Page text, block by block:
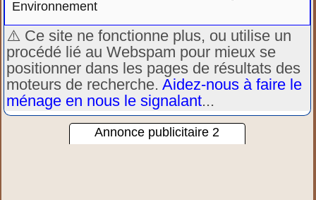
Environnement
⚠️ Ce site ne fonctionne plus, ou utilise un
procédé lié au Webspam pour mieux se
positionner dans les pages de résultats des
moteurs de recherche.Aidez-nous à faire le
ménage en nous le signalant...
Annonce publicitaire 2